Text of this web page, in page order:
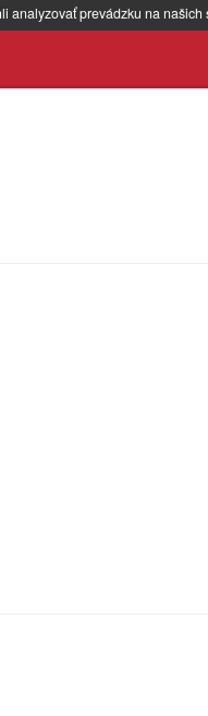
analyzovať prevádzku na našich